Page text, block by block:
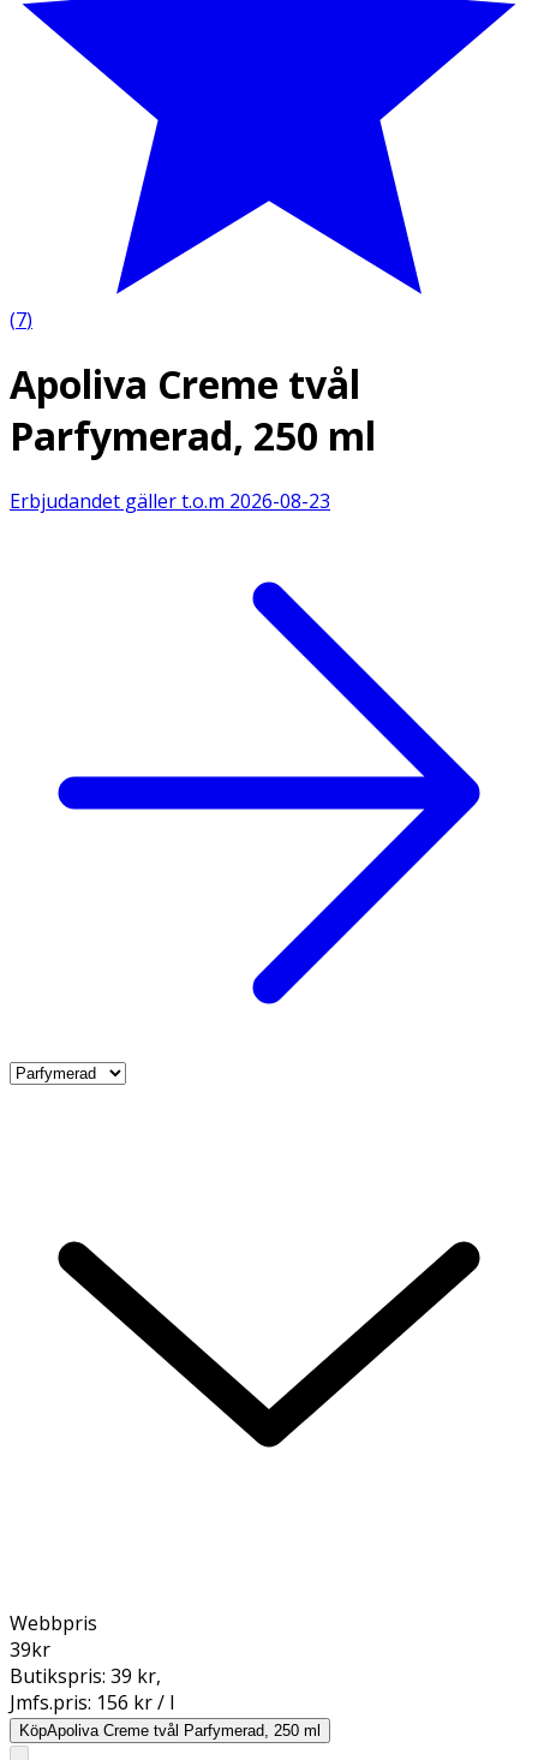
(7)
Apoliva Creme tvål
Parfymerad, 250 ml
Erbjudandet gäller t.o.m 2026-08-23
Webbpris
39kr
Butikspris: 39 kr,
Jmfs.pris: 156 kr / l
KöpApoliva Creme tvål Parfymerad, 250 ml